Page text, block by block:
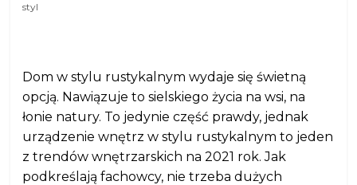
styl
Dom w stylu rustykalnym wydaje się świetną
opcją. Nawiązuje to sielskiego życia na wsi, na
łonie natury. To jedynie część prawdy, jednak
urządzenie wnętrz w stylu rustykalnym to jeden
z trendów wnętrzarskich na 2021 rok. Jak
podkreślają fachowcy, nie trzeba dużych